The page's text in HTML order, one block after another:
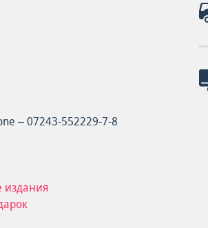
– 07243-552229-7-8
издания